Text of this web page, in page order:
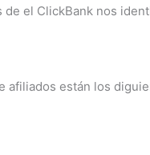
el ClickBank nos
afiliados están los